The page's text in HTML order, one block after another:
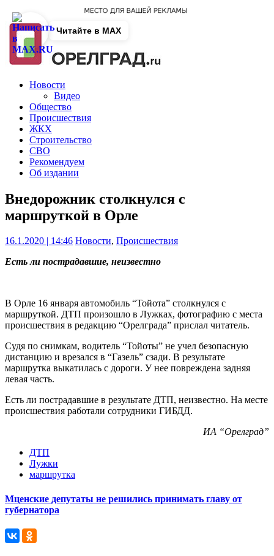
Новости
Видео
Общество
Происшествия
ЖКХ
Строительство
СВО
Рекомендуем
Об издании
Внедорожник столкнулся с
маршруткой в Орле
16.1.2020 | 14:46 Новости, Происшествия
Есть ли пострадавшие, неизвестно
В Орле 16 января автомобиль “Тойота” столкнулся с
маршруткой. ДТП произошло в Лужках, фотографию с места
происшествия в редакцию “Орелграда” прислал читатель.
Судя по снимкам, водитель “Тойоты” не учел безопасную
дистанцию и врезался в “Газель” сзади. В результате
маршрутка выкатилась с дороги. У нее повреждена задняя
левая часть.
Есть ли пострадавшие в результате ДТП, неизвестно. На месте
происшествия работали сотрудники ГИБДД.
ИА “Орелград”
ДТП
Лужки
маршрутка
Мценские депутаты не решились принимать главу от
губернатора
Читайте в MAX